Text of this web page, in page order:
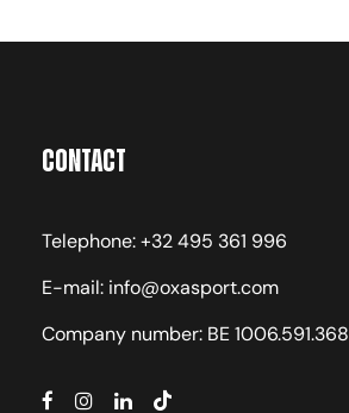
Contact
Telephone: +32 495 361 996
E-mail: info@oxasport.com
Company number: BE 1006.591.368